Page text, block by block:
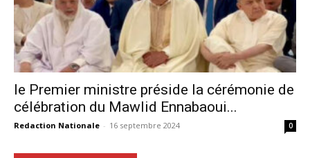
le Premier ministre préside la cérémonie de
célébration du Mawlid Ennabaoui...
Redaction Nationale - 16 septembre 2024 0